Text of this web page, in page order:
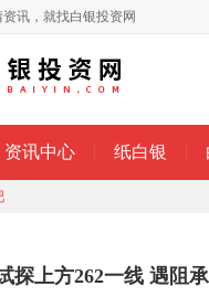
讯，就找白银投资网
资讯中心 纸白银
探上方262一线 遇阻